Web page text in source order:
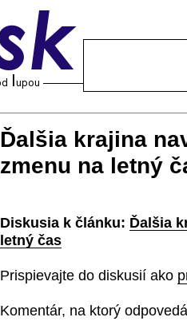
Ďalšia krajina
zmenu na letný
Diskusia k článku: Ďalšia
letný čas
Prispievajte do diskusií ako
Komentár, na ktorý